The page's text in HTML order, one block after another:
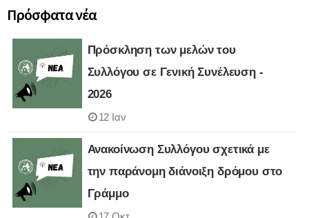
Πρόσφατα νέα
Πρόσκληση των μελών του
Συλλόγου σε Γενική Συνέλευση -
2026
12 Ιαν
Ανακοίνωση Συλλόγου σχετικά με
την παράνομη διάνοιξη δρόμου στο
Γράμμο